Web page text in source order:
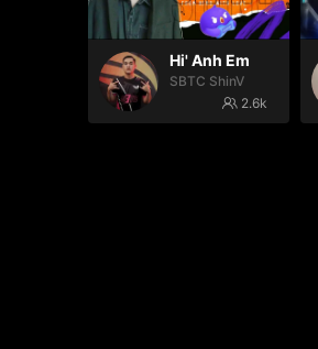
Hi' Anh Em
SBTC ShinV
2.6k